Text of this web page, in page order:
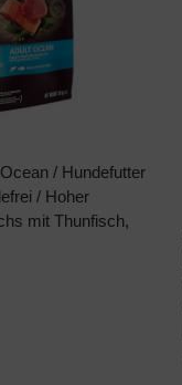
/ Hundefutter
/ Hoher
mit Thunfisch,